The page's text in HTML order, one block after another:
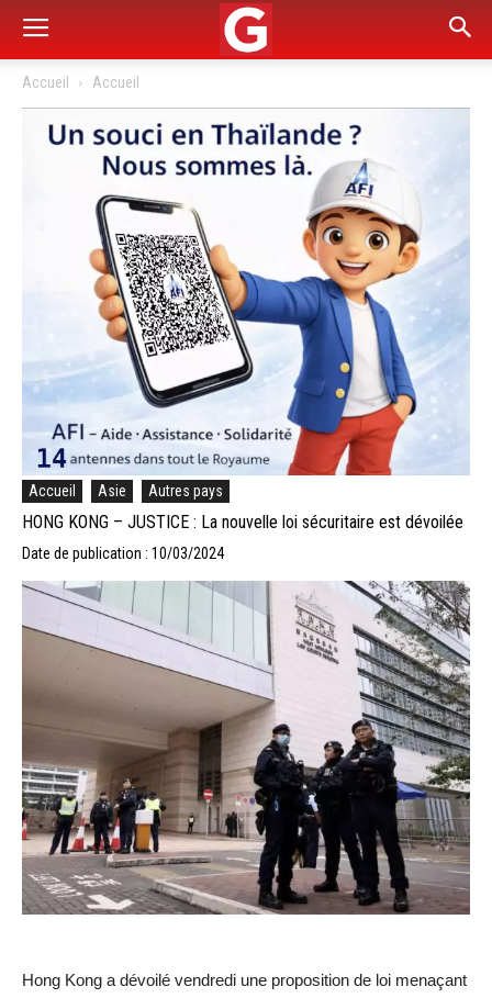
Accueil Accueil
Accueil Asie Autres pays
HONG KONG – JUSTICE : La nouvelle loi sécuritaire est dévoilée
Date de publication : 10/03/2024
Hong Kong a dévoilé vendredi une proposition de loi menaçant